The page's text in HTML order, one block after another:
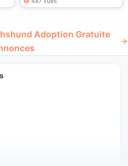
Adoption Gratuite